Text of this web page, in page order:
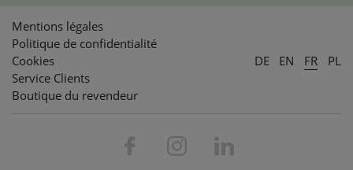
Mentions légales
Politique de confidentialité
Cookies
Service Clients
Boutique du revendeur
DE EN FR PL